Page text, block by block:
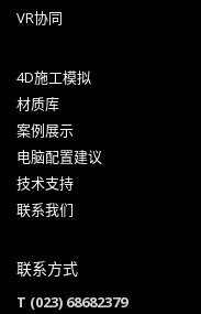
VR协同
4D施工模拟
材质库
案例展示
电脑配置建议
技术支持
联系我们
联系方式
T (023) 68682379